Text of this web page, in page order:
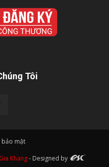
Tôi
bảo mật
Khang - Designed by